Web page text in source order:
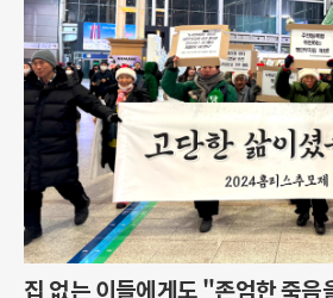
집 없는 이들에게도 "존엄한 죽